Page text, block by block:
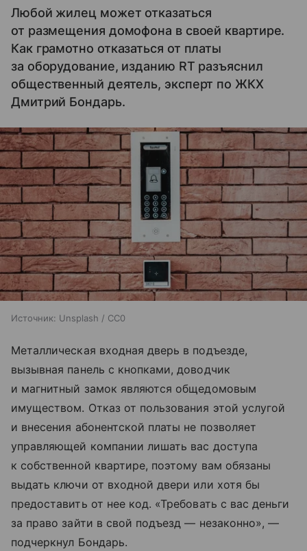
Любой жилец может отказаться
от размещения домофона в своей квартире.
Как грамотно отказаться от платы
за оборудование, изданию RT разъяснил
общественный деятель, эксперт по ЖКХ
Дмитрий Бондарь.
Источник: Unsplash / CC0
Металлическая входная дверь в подъезде,
вызывная панель с кнопками, доводчик
и магнитный замок являются общедомовым
имуществом. Отказ от пользования этой услугой
и внесения абонентской платы не позволяет
управляющей компании лишать вас доступа
к собственной квартире, поэтому вам обязаны
выдать ключи от входной двери или хотя бы
предоставить от нее код. «Требовать с вас деньги
за право зайти в свой подъезд — незаконно», —
подчеркнул Бондарь.